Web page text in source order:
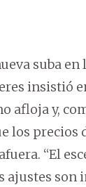
suba
insistió
afloja y,
los precios
“El
ajustes son